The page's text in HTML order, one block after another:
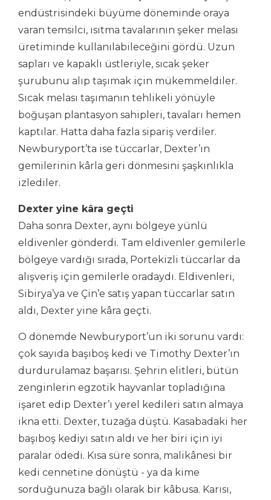
endüstrisindeki büyüme döneminde oraya
varan temsilci, ısıtma tavalarının şeker melası
üretiminde kullanılabileceğini gördü. Uzun
sapları ve kapaklı üstleriyle, sıcak şeker
şurubunu alıp taşımak için mükemmeldiler.
Sıcak melası taşımanın tehlikeli yönüyle
boğuşan plantasyon sahipleri, tavaları hemen
kaptılar. Hatta daha fazla sipariş verdiler.
Newburyport’ta ise tüccarlar, Dexter’ın
gemilerinin kârla geri dönmesini şaşkınlıkla
izlediler.
Dexter yine kâra geçti
Daha sonra Dexter, aynı bölgeye yünlü
eldivenler gönderdi. Tam eldivenler gemilerle
bölgeye vardığı sırada, Portekizli tüccarlar da
alışveriş için gemilerle oradaydı. Eldivenleri,
Sibirya’ya ve Çin’e satış yapan tüccarlar satın
aldı, Dexter yine kâra geçti.
O dönemde Newburyport’un iki sorunu vardı:
çok sayıda başıboş kedi ve Timothy Dexter’ın
durdurulamaz başarısı. Şehrin elitleri, bütün
zenginlerin egzotik hayvanlar topladığına
işaret edip Dexter’ı yerel kedileri satın almaya
ikna etti. Dexter, tuzağa düştü. Kasabadaki her
başıboş kediyi satın aldı ve her biri için iyi
paralar ödedi. Kısa süre sonra, malikânesi bir
kedi cennetine dönüştü - ya da kime
sorduğunuza bağlı olarak bir kâbusa. Karısı,